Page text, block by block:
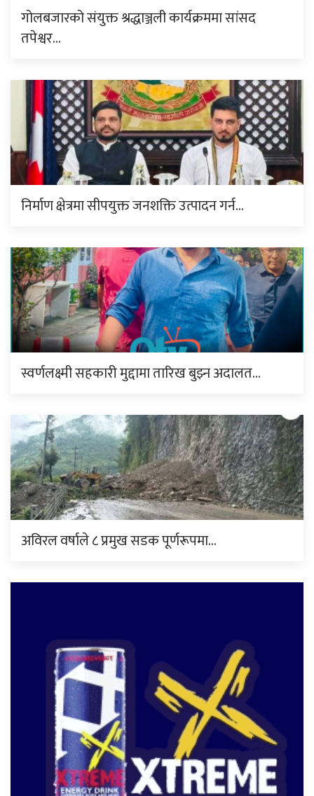
गोलबजारको संयुक्त श्रद्धाञ्जली कार्यक्रममा सांसद
तपेश्वर…
निर्माण क्षेत्रमा सीपयुक्त जनशक्ति उत्पादन गर्न…
स्वर्णलक्ष्मी सहकारी मुद्दामा तारिख बुझ्न अदालत…
अविरल वर्षाले ८ प्रमुख सडक पूर्णरूपमा…